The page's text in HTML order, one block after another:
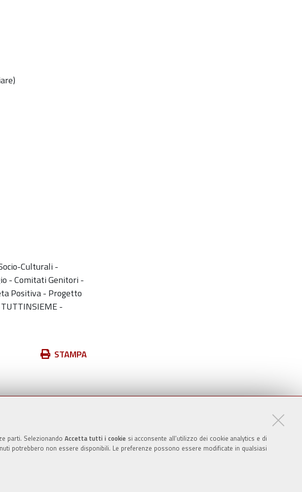
parti. Selezionando Accetta tutti i cookiesi acconsente all’utilizzo dei cookie analytics e di
potrebbero non essere disponibili. Le preferenze possono essere modificate in qualsiasi
Culturali -
- Comitati Genitori -
Positiva - Progetto
-
Azioni STAMPA